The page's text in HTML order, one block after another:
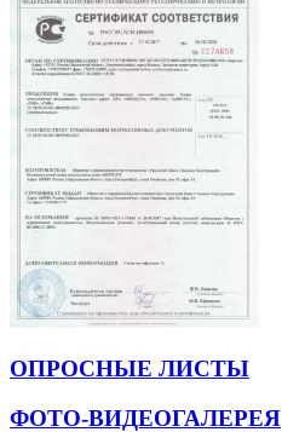
ОПРОСНЫЕ ЛИСТЫ
ФОТО-ВИДЕОГАЛЕРЕЯ